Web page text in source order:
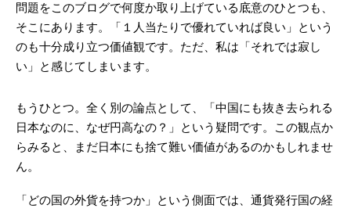
問題をこのブログで何度か取り上げている底意のひとつも、
そこにあります。「１人当たりで優れていれば良い」という
のも十分成り立つ価値観です。ただ、私は「それでは寂し
い」と感じてしまいます。
もうひとつ。全く別の論点として、「中国にも抜き去られる
日本なのに、なぜ円高なの？」という疑問です。この観点か
らみると、まだ日本にも捨て難い価値があるのかもしれませ
ん。
「どの国の外貨を持つか」という側面では、通貨発行国の経